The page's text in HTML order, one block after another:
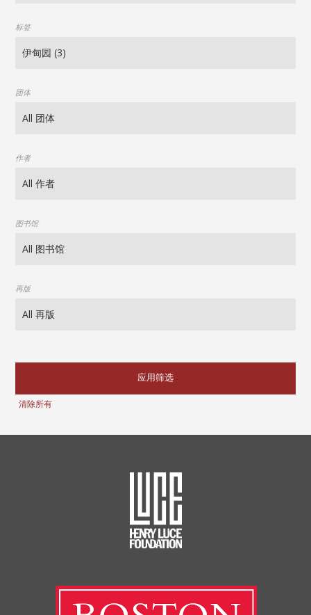
标签
团体
作者
图书馆
再版
应用筛选
清除所有